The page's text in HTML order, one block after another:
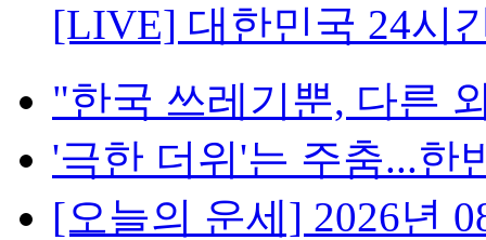
[LIVE] 대한민국 24시
"한국 쓰레기뿐, 다른
'극한 더위'는 주춤...한
[오늘의 운세] 2026년